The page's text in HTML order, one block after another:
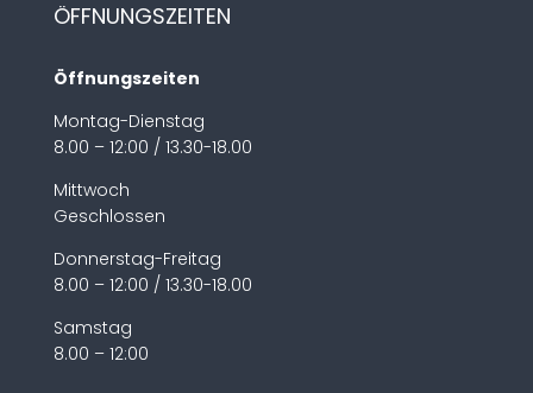
ÖFFNUNGSZEITEN
Öffnungszeiten
Montag-Dienstag
8.00 – 12:00 / 13.30-18.00
Mittwoch
Geschlossen
Donnerstag-Freitag
8.00 – 12:00 / 13.30-18.00
Samstag
8.00 – 12:00